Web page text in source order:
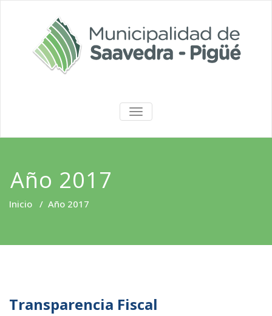
Transparencia
ALTERNAR
LA
Año 2017
Inicio / Año 2017
Transparencia Fiscal